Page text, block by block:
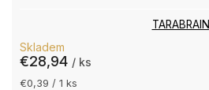
TARABRAIN
Skladem
€28,94 / ks
Jednotková
€0,39 / 1 ks